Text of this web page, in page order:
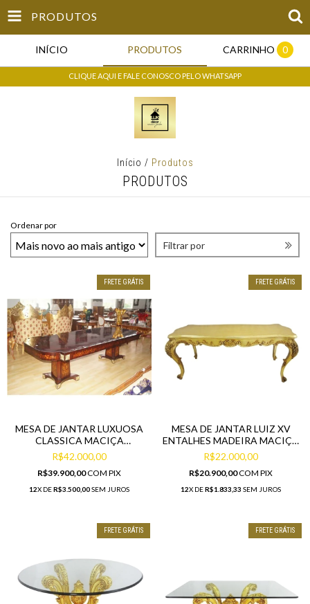
PRODUTOS
INÍCIO PRODUTOS CARRINHO 0
CLIQUE AQUI E FALE CONOSCO PELO WHATSAPP
Início / Produtos
PRODUTOS
Ordenar por
Filtrar por
FRETE GRÁTIS
MESA DE JANTAR LUXUOSA
CLASSICA MACIÇA
MARCHETADA DETALHES B
R$42.000,00
R$39.900,00COM PIX
12X DER$3.500,00SEM JUROS
FRETE GRÁTIS
MESA DE JANTAR LUIZ XV
ENTALHES MADEIRA MACIÇA
FOLHA DE OURO
R$22.000,00
R$20.900,00COM PIX
12X DER$1.833,33 SEM JUROS
FRETE GRÁTIS FRETE GRÁTIS